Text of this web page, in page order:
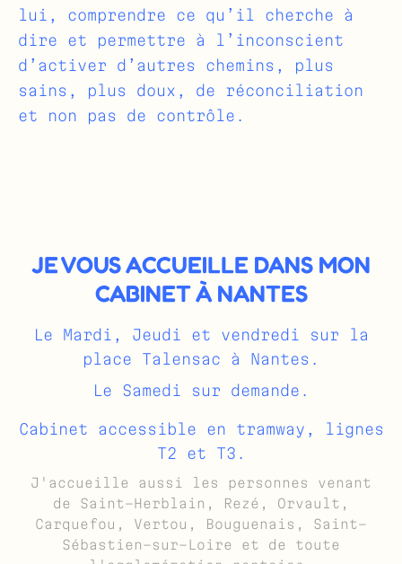
lui, comprendre ce qu’il cherche à
dire et permettre à l’inconscient
d’activer d’autres chemins, plus
sains, plus doux, de réconciliation
et non pas de contrôle.
JE VOUS ACCUEILLE DANS MON
CABINET À NANTES
Le Mardi, Jeudi et vendredi sur la
place Talensac à Nantes.
Le Samedi sur demande.
Cabinet accessible en tramway, lignes
T2 et T3.
J'accueille aussi les personnes venant
de Saint-Herblain, Rezé, Orvault,
Carquefou, Vertou, Bouguenais, Saint-
Sébastien-sur-Loire et de toute